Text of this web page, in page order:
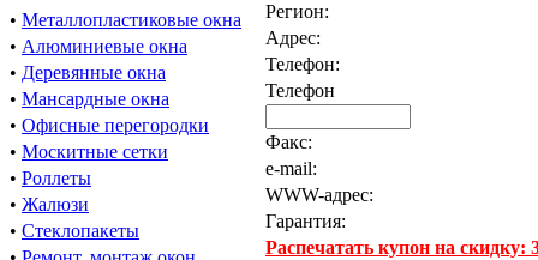
• Металлопластиковые окна
• Алюминиевые окна
• Деревянные окна
• Мансардные окна
• Офисные перегородки
• Москитные сетки
• Роллеты
• Жалюзи
• Стеклопакеты
Регион:
Адрес:
Телефон:
Телефон
Факс:
e-mail:
WWW-адрес:
Гарантия:
Распечатать купон на скидку: